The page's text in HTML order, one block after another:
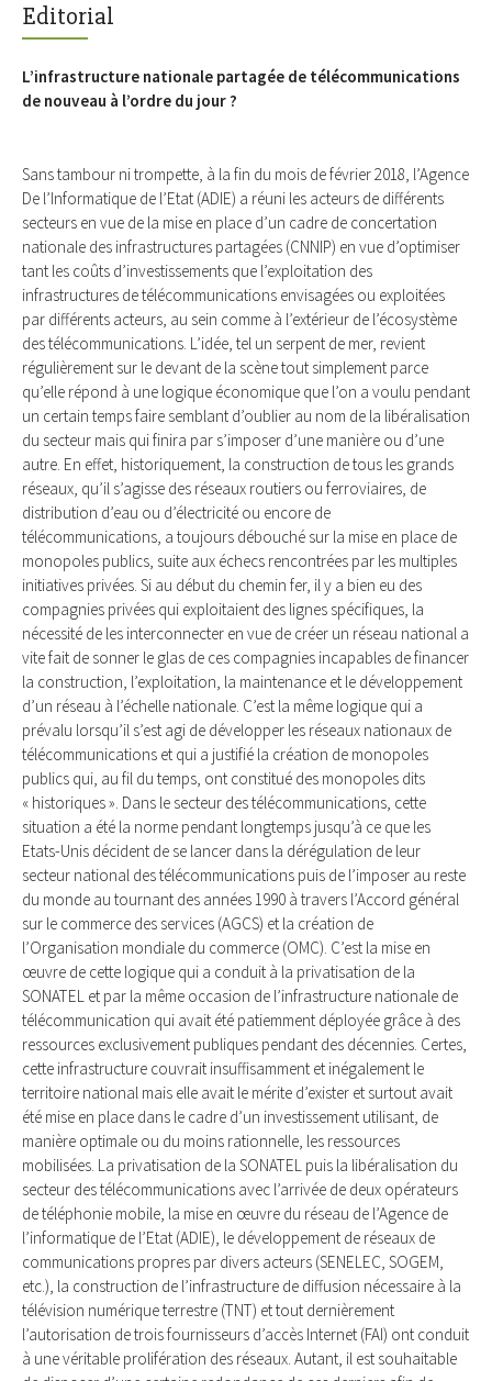
Editorial
L’infrastructure nationale partagée de télécommunications
de nouveau à l’ordre du jour ?
Sans tambour ni trompette, à la fin du mois de février 2018, l’Agence
De l’Informatique de l’Etat (ADIE) a réuni les acteurs de différents
secteurs en vue de la mise en place d’un cadre de concertation
nationale des infrastructures partagées (CNNIP) en vue d’optimiser
tant les coûts d’investissements que l’exploitation des
infrastructures de télécommunications envisagées ou exploitées
par différents acteurs, au sein comme à l’extérieur de l’écosystème
des télécommunications. L’idée, tel un serpent de mer, revient
régulièrement sur le devant de la scène tout simplement parce
qu’elle répond à une logique économique que l’on a voulu pendant
un certain temps faire semblant d’oublier au nom de la libéralisation
du secteur mais qui finira par s’imposer d’une manière ou d’une
autre. En effet, historiquement, la construction de tous les grands
réseaux, qu’il s’agisse des réseaux routiers ou ferroviaires, de
distribution d’eau ou d’électricité ou encore de
télécommunications, a toujours débouché sur la mise en place de
monopoles publics, suite aux échecs rencontrées par les multiples
initiatives privées. Si au début du chemin fer, il y a bien eu des
compagnies privées qui exploitaient des lignes spécifiques, la
nécessité de les interconnecter en vue de créer un réseau national a
vite fait de sonner le glas de ces compagnies incapables de financer
la construction, l’exploitation, la maintenance et le développement
d’un réseau à l’échelle nationale. C’est la même logique qui a
prévalu lorsqu’il s’est agi de développer les réseaux nationaux de
télécommunications et qui a justifié la création de monopoles
publics qui, au fil du temps, ont constitué des monopoles dits
« historiques ». Dans le secteur des télécommunications, cette
situation a été la norme pendant longtemps jusqu’à ce que les
Etats-Unis décident de se lancer dans la dérégulation de leur
secteur national des télécommunications puis de l’imposer au reste
du monde au tournant des années 1990 à travers l’Accord général
sur le commerce des services (AGCS) et la création de
l’Organisation mondiale du commerce (OMC). C’est la mise en
œuvre de cette logique qui a conduit à la privatisation de la
SONATEL et par la même occasion de l’infrastructure nationale de
télécommunication qui avait été patiemment déployée grâce à des
ressources exclusivement publiques pendant des décennies. Certes,
cette infrastructure couvrait insuffisamment et inégalement le
territoire national mais elle avait le mérite d’exister et surtout avait
été mise en place dans le cadre d’un investissement utilisant, de
manière optimale ou du moins rationnelle, les ressources
mobilisées. La privatisation de la SONATEL puis la libéralisation du
secteur des télécommunications avec l’arrivée de deux opérateurs
de téléphonie mobile, la mise en œuvre du réseau de l’Agence de
l’informatique de l’Etat (ADIE), le développement de réseaux de
communications propres par divers acteurs (SENELEC, SOGEM,
etc.), la construction de l’infrastructure de diffusion nécessaire à la
télévision numérique terrestre (TNT) et tout dernièrement
l’autorisation de trois fournisseurs d’accès Internet (FAI) ont conduit
à une véritable prolifération des réseaux. Autant, il est souhaitable